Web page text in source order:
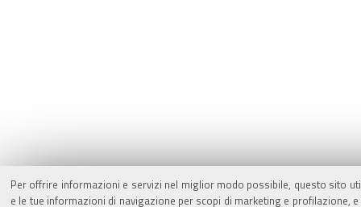
Per offrire informazioni e servizi nel miglior modo possibile, questo sito
e le tue informazioni di navigazione per scopi di marketing e